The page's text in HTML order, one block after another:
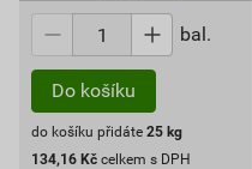
bal.
Do košíku
do košíku přidáte 25 kg
134,16 Kč celkem s DPH